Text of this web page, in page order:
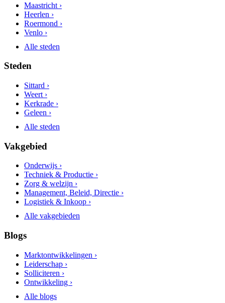
Maastricht ›
Heerlen ›
Roermond ›
Venlo ›
Alle steden
Steden
Sittard ›
Weert ›
Kerkrade ›
Geleen ›
Alle steden
Vakgebied
Onderwijs ›
Techniek & Productie ›
Zorg & welzijn ›
Management, Beleid, Directie ›
Logistiek & Inkoop ›
Alle vakgebieden
Blogs
Marktontwikkelingen ›
Leiderschap ›
Solliciteren ›
Ontwikkeling ›
Alle blogs